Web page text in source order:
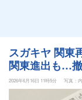
スガキヤ 関東
関東進出も…
2026年6月16日 11時5分 写真：